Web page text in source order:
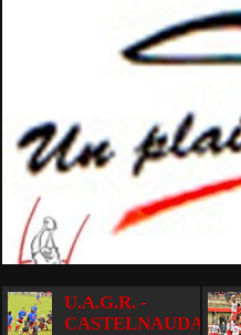
U.A.G.R. -
CASTELNAUDARY